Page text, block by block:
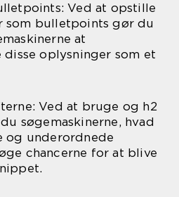
Ved at opstille
som bulletpoints gør du
at
oplysninger som et
Ved at bruge og h2
søgemaskinerne, hvad
underordnede
chancerne for at blive